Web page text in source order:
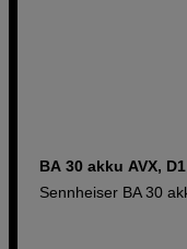
BA 30 akku AVX,
Sennheiser BA 30